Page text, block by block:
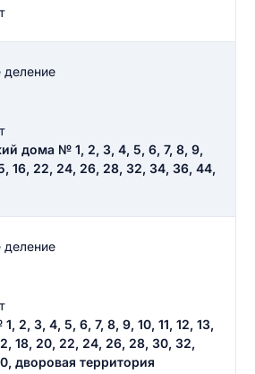
деление
дома № 1, 2, 3, 4, 5, 6, 7, 8, 9,
16, 22, 24, 26, 28, 32, 34, 36, 44,
деление
2, 3, 4, 5, 6, 7, 8, 9, 10, 11, 12, 13,
2, 18, 20, 22, 24, 26, 28, 30, 32,
дворовая территория